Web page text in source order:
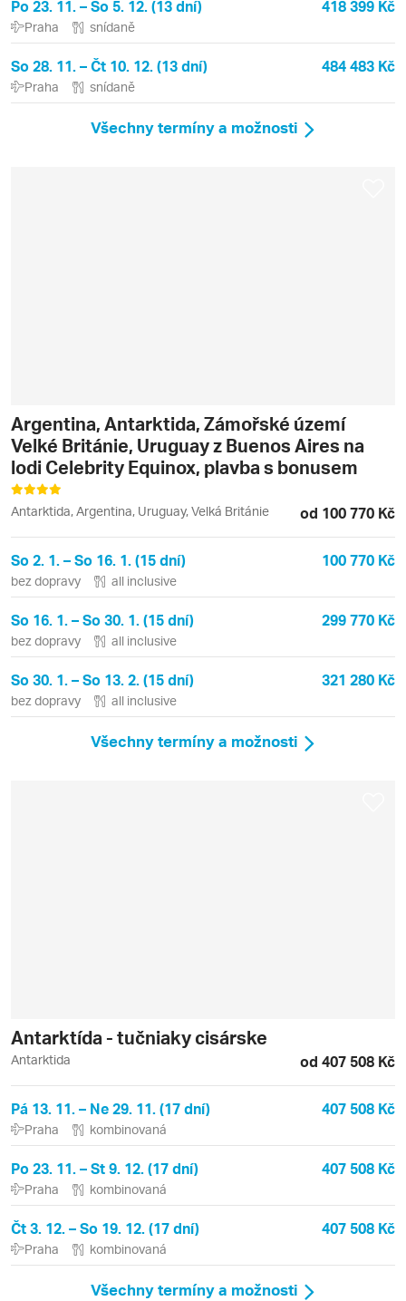
Po 23. 11. – So 5. 12. (13 dní) 418 399 Kč
Praha snídaně
So 28. 11. – Čt 10. 12. (13 dní) 484 483 Kč
Praha snídaně
Všechny termíny a možnosti
Argentina, Antarktida, Zámořské území
Velké Británie, Uruguay z Buenos Aires na
lodi Celebrity Equinox, plavba s bonusem
Antarktida, Argentina, Uruguay, Velká Británie od 100 770 Kč
So 2. 1. – So 16. 1. (15 dní) 100 770 Kč
bez dopravy all inclusive
So 16. 1. – So 30. 1. (15 dní) 299 770 Kč
bez dopravy all inclusive
So 30. 1. – So 13. 2. (15 dní) 321 280 Kč
bez dopravy all inclusive
Všechny termíny a možnosti
Antarktída - tučniaky cisárske
Antarktida od 407 508 Kč
Pá 13. 11. – Ne 29. 11. (17 dní) 407 508 Kč
Praha kombinovaná
Po 23. 11. – St 9. 12. (17 dní) 407 508 Kč
Praha kombinovaná
Čt 3. 12. – So 19. 12. (17 dní) 407 508 Kč
Praha kombinovaná
Všechny termíny a možnosti